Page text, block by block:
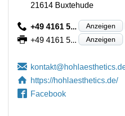
21614 Buxtehude
+49 4161 5... Anzeigen
+49 4161 5... Anzeigen
https://hohlaesthetics.de/
Facebook